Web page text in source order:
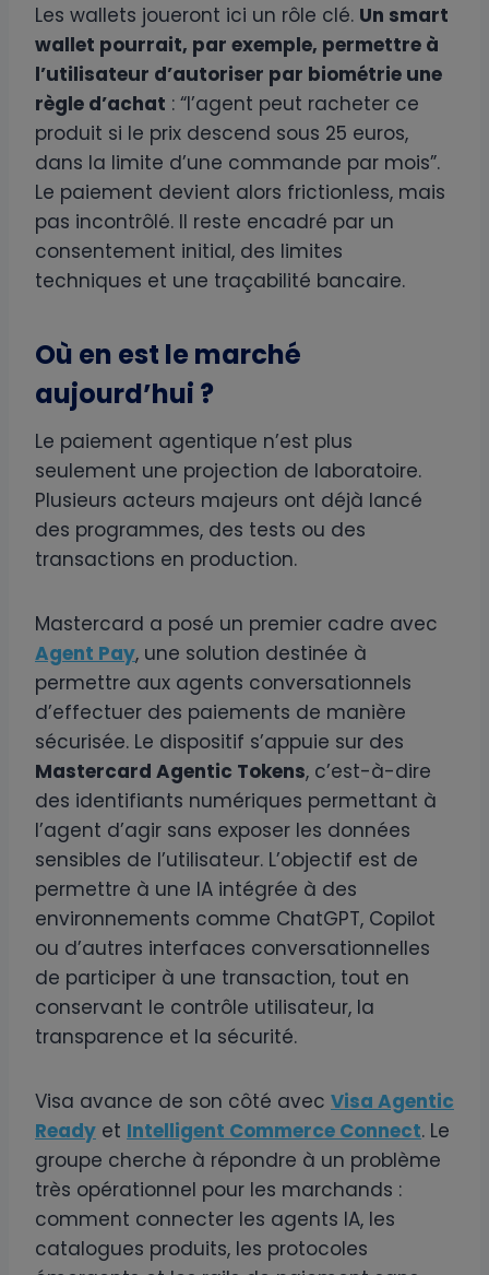
Les wallets joueront ici un rôle clé. Un smart
wallet pourrait, par exemple, permettre à
l’utilisateur d’autoriser par biométrie une
règle d’achat : “l’agent peut racheter ce
produit si le prix descend sous 25 euros,
dans la limite d’une commande par mois”.
Le paiement devient alors frictionless, mais
pas incontrôlé. Il reste encadré par un
consentement initial, des limites
techniques et une traçabilité bancaire.
Où en est le marché
aujourd’hui ?
Le paiement agentique n’est plus
seulement une projection de laboratoire.
Plusieurs acteurs majeurs ont déjà lancé
des programmes, des tests ou des
transactions en production.
Mastercard a posé un premier cadre avec
Agent Pay, une solution destinée à
permettre aux agents conversationnels
d’effectuer des paiements de manière
sécurisée. Le dispositif s’appuie sur des
Mastercard Agentic Tokens, c’est-à-dire
des identifiants numériques permettant à
l’agent d’agir sans exposer les données
sensibles de l’utilisateur. L’objectif est de
permettre à une IA intégrée à des
environnements comme ChatGPT, Copilot
ou d’autres interfaces conversationnelles
de participer à une transaction, tout en
conservant le contrôle utilisateur, la
transparence et la sécurité.
Visa avance de son côté avec Visa Agentic
Ready et Intelligent Commerce Connect. Le
groupe cherche à répondre à un problème
très opérationnel pour les marchands :
comment connecter les agents IA, les
catalogues produits, les protocoles